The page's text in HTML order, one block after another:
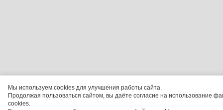
Мы используем cookies для улучшения работы сайта.
Продолжая пользоваться сайтом, вы даёте согласие на использование
cookies.